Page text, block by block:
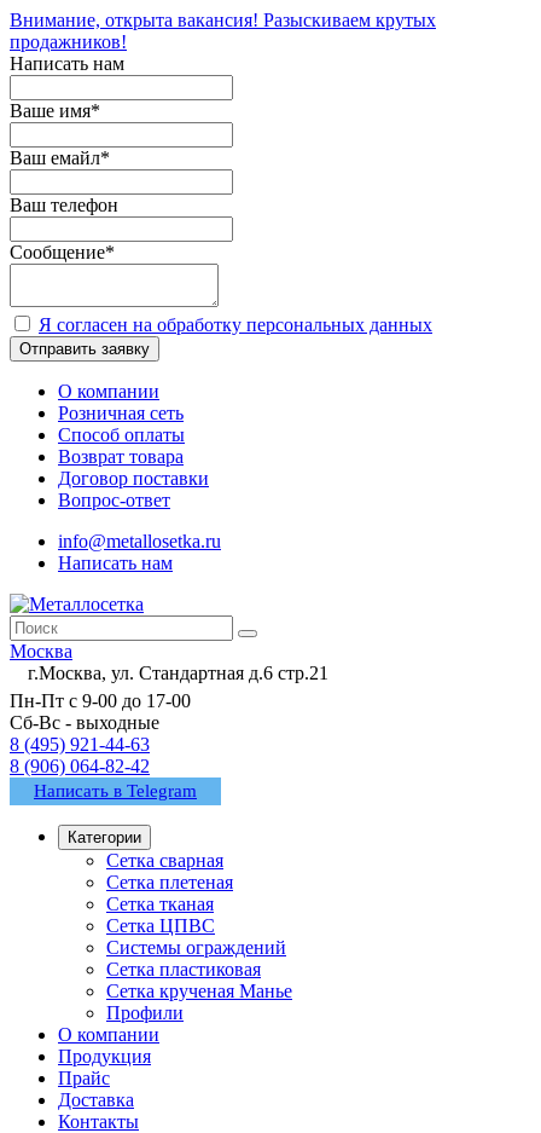
Внимание, открыта вакансия! Разыскиваем крутых
продажников!
Написать нам
Ваше имя*
Ваш емайл*
Ваш телефон
Сообщение*
Я согласен на обработку персональных данных
Отправить заявку
О компании
Розничная сеть
Способ оплаты
Возврат товара
Договор поставки
Вопрос-ответ
info@metallosetka.ru
Написать нам
Москва
г.Москва, ул. Стандартная д.6 стр.21
Пн-Пт с 9-00 до 17-00
Сб-Вс - выходные
8 (495) 921-44-63
8 (906) 064-82-42
Написать в Telegram
Категории
Сетка сварная
Сетка плетеная
Сетка тканая
Сетка ЦПВС
Системы ограждений
Сетка пластиковая
Сетка крученая Манье
Профили
О компании
Продукция
Прайс
Доставка
Контакты